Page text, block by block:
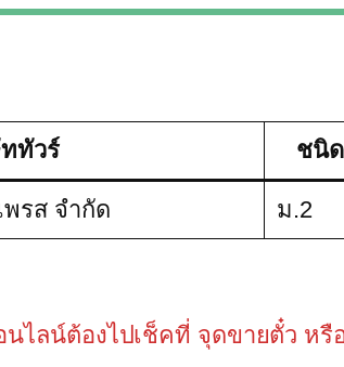
ทัวร์ ชนิ
รส จำกัด ม.2
นไลน์ต้องไปเช็คที่ จุดขายตั๋ว หรื